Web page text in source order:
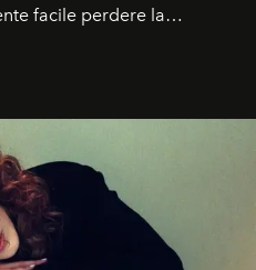
facile perdere la
quadranti così